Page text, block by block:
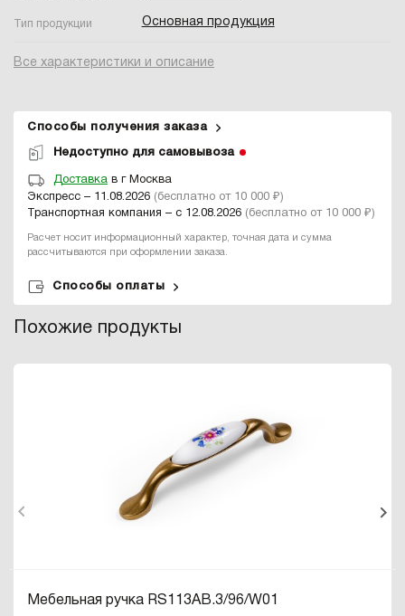
Тип продукции Основная продукция
Все характеристики и описание
Способы получения заказа
Недоступно для самовывоза
Доставка в г Москва
Экспресс – 11.08.2026 (бесплатно от 10 000 ₽)
Транспортная компания – с 12.08.2026 (бесплатно от 10 000 ₽)
Расчет носит информационный характер, точная дата и сумма
рассчитываются при оформлении заказа.
Способы оплаты
Похожие продукты
Мебельная ручка RS113AB.3/96/W01